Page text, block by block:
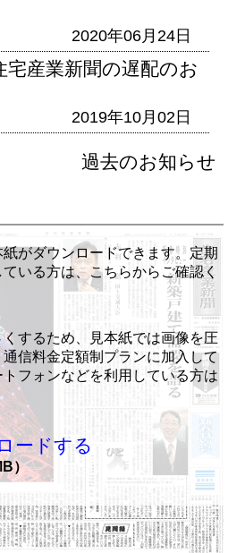
2020年06月24日
宅産業新聞の遅配のお
2019年10月02日
過去のお知らせ
がダウンロードできます。定期
いる方は、こちらからご確認く
するため、見本紙では画像を圧
信料金定額制プランに加入して
フォンなどを利用している方は
ードする
）